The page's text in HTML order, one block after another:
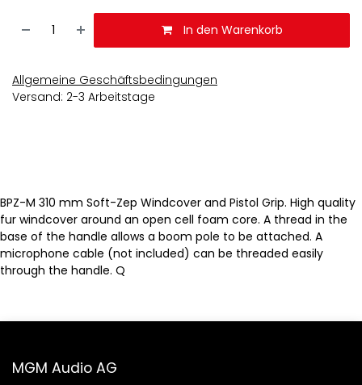
In den Warenkorb
Allgemeine Geschäftsbedingungen
Versand: 2-3 Arbeitstage
BPZ-M 310 mm Soft-Zep Windcover and Pistol Grip. High quality
fur windcover around an open cell foam core. A thread in the
base of the handle allows a boom pole to be attached. A
microphone cable (not included) can be threaded easily
through the handle. Q
MGM Audio AG